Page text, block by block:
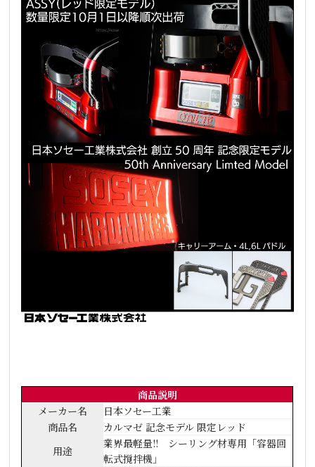
商品説明
メーカー名
日本ソセー工業
商品名
カルマゼ 記念モデル 限定レッド
用途
業界最軽量!! シーリング材専用「容器回
転式撹拌機」